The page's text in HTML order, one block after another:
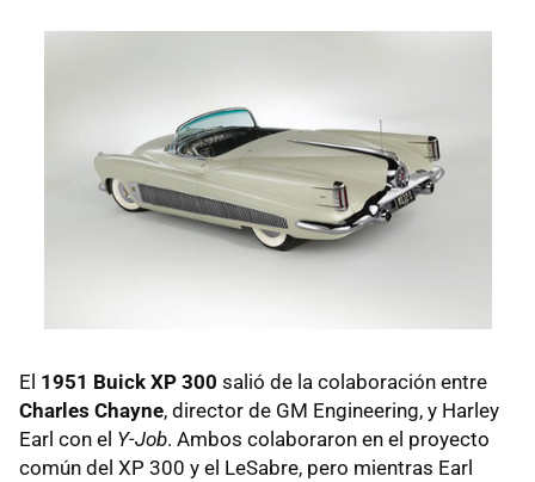
El 1951 Buick XP 300 salió de la colaboración entre
Charles Chayne, director de GM Engineering, y Harley
Earl con el Y-Job. Ambos colaboraron en el proyecto
común del XP 300 y el LeSabre, pero mientras Earl